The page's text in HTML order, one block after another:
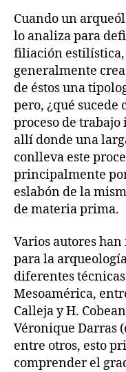
Cuando un
lo analiza para
filiación
generalmente
de éstos una
pero, ¿qué sucede
proceso de trabajo
allí donde una
conlleva este
principalmente
eslabón de la
de materia prima.
Varios autores
para la
diferentes
Mesoamérica,
Calleja y H.
Véronique Darras
entre otros, esto
comprender el